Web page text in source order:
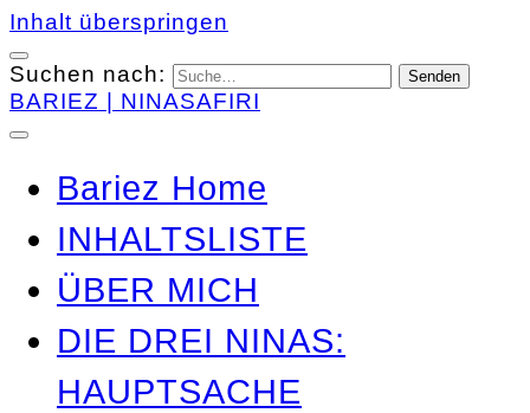
Inhalt überspringen
Suchen nach:
BARIEZ | NINASAFIRI
Bariez Home
INHALTSLISTE
ÜBER MICH
DIE DREI NINAS:
HAUPTSACHE